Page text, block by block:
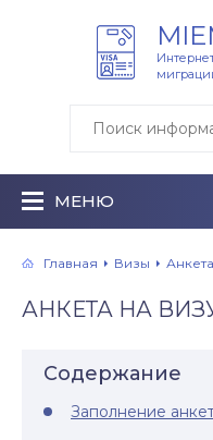
МЕНЮ
Главная Визы
АНКЕТА НА
Содержание
Заполнение